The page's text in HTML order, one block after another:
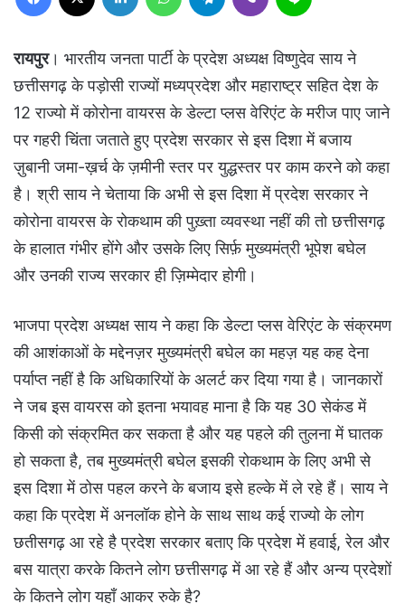
रायपुर। भारतीय जनता पार्टी के प्रदेश अध्यक्ष विष्णुदेव साय ने
छत्तीसगढ़ के पड़ोसी राज्यों मध्यप्रदेश और महाराष्ट्र सहित देश के
12 राज्यो में कोरोना वायरस के डेल्टा प्लस वेरिएंट के मरीज पाए जाने
पर गहरी चिंता जताते हुए प्रदेश सरकार से इस दिशा में बजाय
ज़ुबानी जमा-ख़र्च के ज़मीनी स्तर पर युद्धस्तर पर काम करने को कहा
है। श्री साय ने चेताया कि अभी से इस दिशा में प्रदेश सरकार ने
कोरोना वायरस के रोकथाम की पुख़्ता व्यवस्था नहीं की तो छत्तीसगढ़
के हालात गंभीर होंगे और उसके लिए सिर्फ़ मुख्यमंत्री भूपेश बघेल
और उनकी राज्य सरकार ही ज़िम्मेदार होगी।
भाजपा प्रदेश अध्यक्ष साय ने कहा कि डेल्टा प्लस वेरिएंट के संक्रमण
की आशंकाओं के मद्देनज़र मुख्यमंत्री बघेल का महज़ यह कह देना
पर्याप्त नहीं है कि अधिकारियों के अलर्ट कर दिया गया है। जानकारों
ने जब इस वायरस को इतना भयावह माना है कि यह 30 सेकंड में
किसी को संक्रमित कर सकता है और यह पहले की तुलना में घातक
हो सकता है, तब मुख्यमंत्री बघेल इसकी रोकथाम के लिए अभी से
इस दिशा में ठोस पहल करने के बजाय इसे हल्के में ले रहे हैं। साय ने
कहा कि प्रदेश में अनलॉक होने के साथ साथ कई राज्यो के लोग
छतीसगढ़ आ रहे है प्रदेश सरकार बताए कि प्रदेश में हवाई, रेल और
बस यात्रा करके कितने लोग छत्तीसगढ़ में आ रहे हैं और अन्य प्रदेशों
के कितने लोग यहाँ आकर रुके है?